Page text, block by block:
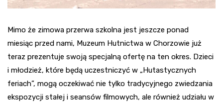
Mimo że zimowa przerwa szkolna jest jeszcze ponad
miesiąc przed nami, Muzeum Hutnictwa w Chorzowie już
teraz prezentuje swoją specjalną ofertę na ten okres. Dzieci
i młodzież, które będą uczestniczyć w „Hutastycznych
feriach”, mogą oczekiwać nie tylko tradycyjnego zwiedzania
ekspozycji stałej i seansów filmowych, ale również udziału w